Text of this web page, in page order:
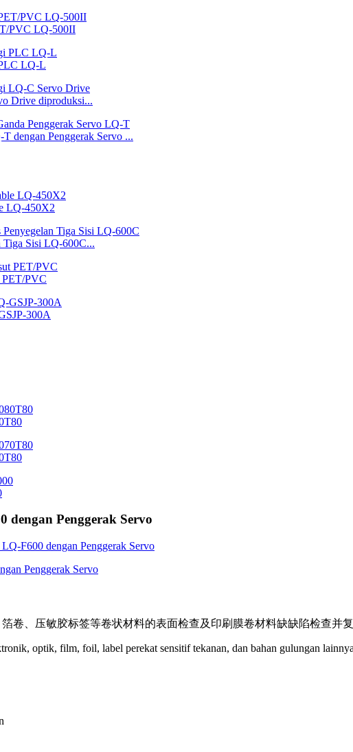
PVC LQ-500II
LQ-L
Drive diproduksi...
dengan Penggerak Servo ...
LQ-450X2
Tiga Sisi LQ-600C...
PET/PVC
300A
dengan Penggerak Servo
卷、压敏胶标签等卷状材料的表面检查及印刷膜卷材料缺缺陷检查并
optik, film, foil, label perekat sensitif tekanan, dan bahan gulungan